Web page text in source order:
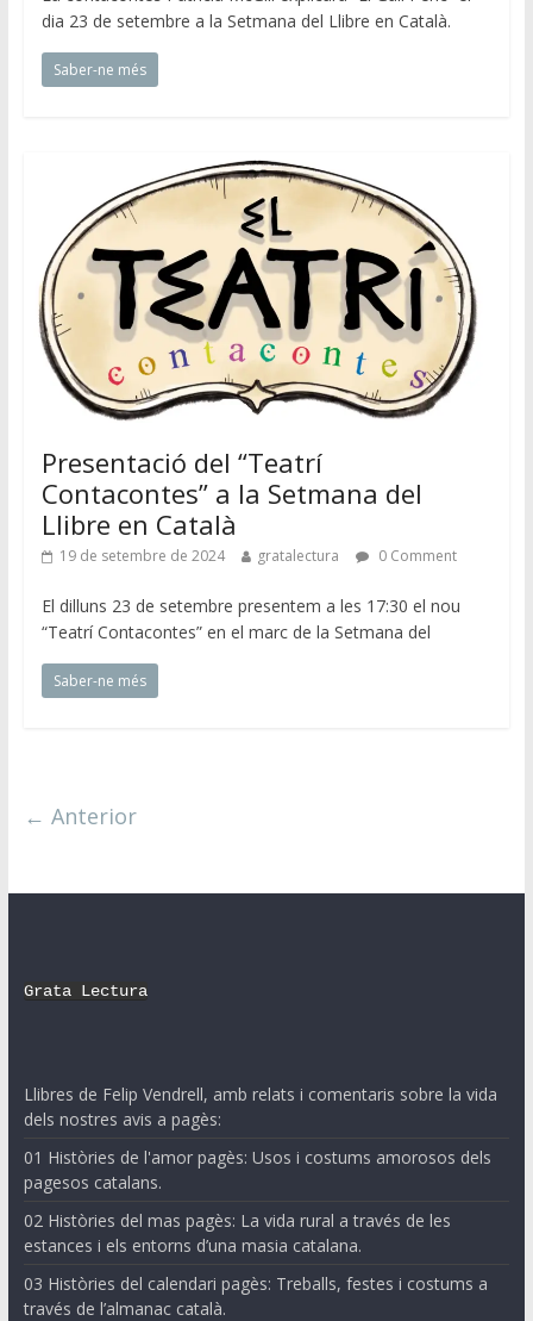
dia 23 de setembre a la Setmana del Llibre en Català.
Saber-ne més
Presentació del “Teatrí
Contacontes” a la Setmana del
Llibre en Català
19 de setembre de 2024 gratalectura 0 Comment
El dilluns 23 de setembre presentem a les 17:30 el nou
“Teatrí Contacontes” en el marc de la Setmana del
Saber-ne més
← Anterior
Grata Lectura
Llibres de Felip Vendrell, amb relats i comentaris sobre la vida
dels nostres avis a pagès:
01 Històries de l'amor pagès: Usos i costums amorosos dels
pagesos catalans.
02 Històries del mas pagès: La vida rural a través de les
estances i els entorns d’una masia catalana.
03 Històries del calendari pagès: Treballs, festes i costums a
través de l’almanac català.